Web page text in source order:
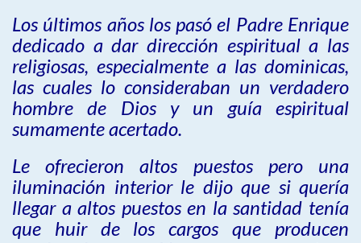
Los últimos años los pasó el Padre Enrique
dedicado a dar dirección espiritual a las
religiosas, especialmente a las dominicas,
las cuales lo consideraban un verdadero
hombre de Dios y un guía espiritual
sumamente acertado.
Le ofrecieron altos puestos pero una
iluminación interior le dijo que si quería
llegar a altos puestos en la santidad tenía
que huir de los cargos que producen